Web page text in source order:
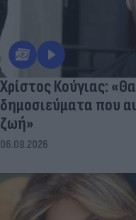
Χρίστος Κούγιας:
δημοσιεύματα που
ζωή»
06.08.2026